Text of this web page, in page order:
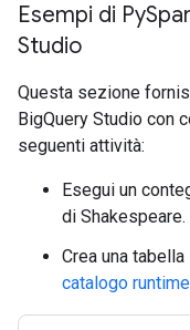
Esempi di Py
Studio
Questa sezione
BigQuery Studio con
seguenti attività:
Esegui un
di Shakespeare.
Crea una
catalogo